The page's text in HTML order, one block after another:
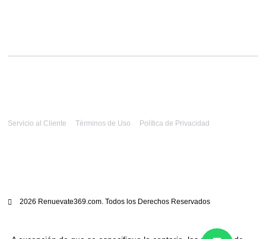
2026 Renuevate369.com. Todos los Derechos Reservados
Servicio al Cliente Términos de Uso Política de Privacidad